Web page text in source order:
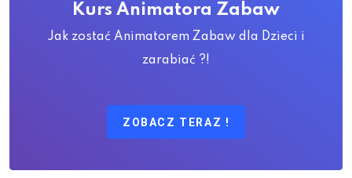
Kurs Animatora Zabaw
Jak zostać Animatorem Zabaw dla Dzieci i
zarabiać ?!
ZOBACZ TERAZ !